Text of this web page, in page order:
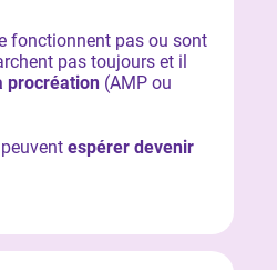
fonctionnent pas ou sont
pas toujours et il
procréation(AMP ou
espérer devenir